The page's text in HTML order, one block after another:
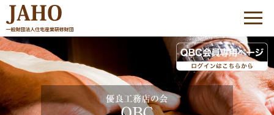
HOME
JAHOについて